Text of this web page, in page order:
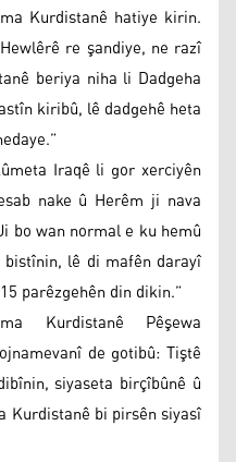
Kurdistanê hatiye kirin.
re şandiye, ne razî
beriya niha li Dadgeha
kiribû, lê dadgehê heta
Iraqê li gor xerciyên
nake û Herêm ji nava
bo wan normal e ku hemû
lê di mafên darayî
parêzgehên din dikin.”
Kurdistanê Pêşewa
de gotibû: Tiştê
siyaseta birçîbûnê û
Kurdistanê bi pirsên siyasî